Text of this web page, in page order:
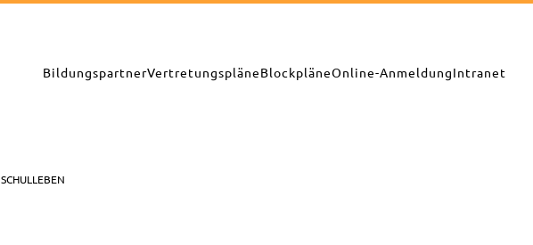
BildungspartnerVertretungspläneBlockpläneOnline-AnmeldungIntranet
SCHULLEBEN